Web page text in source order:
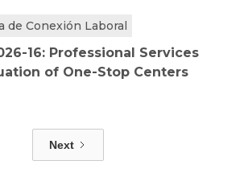
de Conexión Laboral
16: Professional Services
of One-Stop Centers
Next